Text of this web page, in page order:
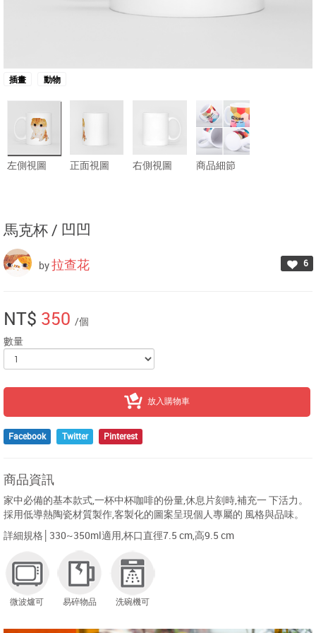
插畫 動物
左側視圖 正面視圖 右側視圖 商品細節
馬克杯 / 凹凹
6
by拉查花
NT$ 350 /個
數量
放入購物車
Facebook Twitter Pinterest
商品資訊
家中必備的基本款式,一杯中杯咖啡的份量,休息片刻時,補充一 下活力。
採用低導熱陶瓷材質製作,客製化的圖案呈現個人專屬的 風格與品味。
詳細規格│330~350ml適用,杯口直徑7.5 cm,高9.5 cm
微波爐可 易碎物品 洗碗機可